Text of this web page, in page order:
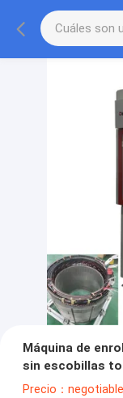
Máquina de
sin escobillas
alterna 380V
Precio：negotiable